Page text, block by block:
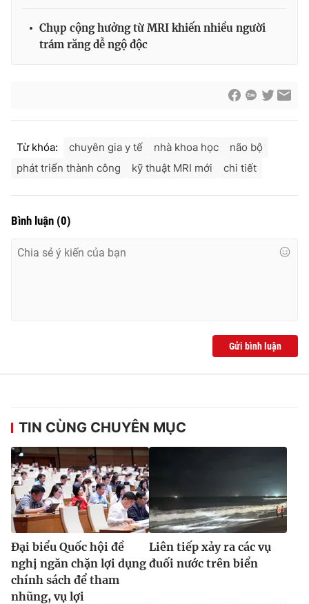
Email:toasoan@vtv.vn
Liên hệ quảng cáo:024-7300.7108
thuận bằng văn bản. Ghi rõ nguồn VTV.vn khi phát hành lại
Chụp cộng hưởng từ MRI khiến nhiều người
trám răng dễ ngộ độc
Từ khóa: chuyên gia y tế nhà khoa học
não bộ
phát triển thành công
kỹ thuật MRI mới chi tiết
Bình luận (0)
Gửi bình luận
TIN CÙNG CHUYÊN MỤC
Đại biểu Quốc hội đề
nghị ngăn chặn lợi dụng
chính sách để tham
nhũng, vụ lợi
Liên tiếp xảy ra các vụ
đuối nước trên biển